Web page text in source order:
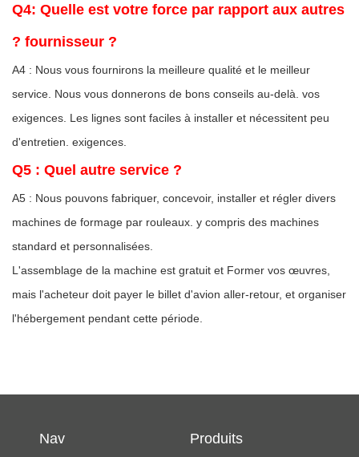
Q4: Quelle est votre force par rapport aux autres
? fournisseur ?
A4 : Nous vous fournirons la meilleure qualité et le meilleur
service. Nous vous donnerons de bons conseils au-delà. vos
exigences. Les lignes sont faciles à installer et nécessitent peu
d'entretien. exigences.
Q5 : Quel autre service ?
A5 : Nous pouvons fabriquer, concevoir, installer et régler divers
machines de formage par rouleaux. y compris des machines
standard et personnalisées.
L'assemblage de la machine est gratuit et Former vos œuvres,
mais l'acheteur doit payer le billet d'avion aller-retour, et organiser
l'hébergement pendant cette période.
Nav Produits